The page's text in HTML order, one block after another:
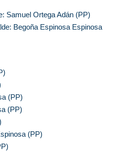
Samuel Ortega Adán (PP)
Begoña Espinosa Espinosa
(PP)
(PP)
(PP)